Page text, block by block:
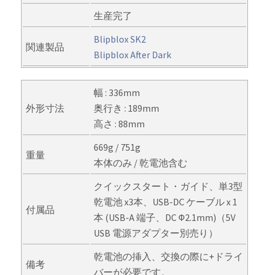
生産完了
関連製品
Blipblox SK2
Blipblox After Dark
外形寸法
幅 : 336mm
奥行き : 189mm
高さ : 88mm
重量
669g / 751g
本体のみ / 乾電池含む
付属品
クイックスタート・ガイド、単3型
乾電池 x3本、USB-DC ケーブル x 1
本 (USB-A 端子、DC Φ2.1mm)（5V
USB 電源アダプター別売り）
備考
乾電池の挿入、交換の際に+ドライ
バーが必要です。